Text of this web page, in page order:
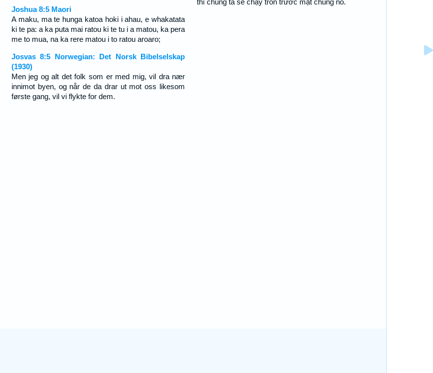
Joshua 8:5 Maori
A maku, ma te hunga katoa hoki i ahau, e whakatata
ki te pa: a ka puta mai ratou ki te tu i a matou, ka pera
me to mua, na ka rere matou i to ratou aroaro;
Josvas 8:5 Norwegian: Det Norsk Bibelselskap
(1930)
Men jeg og alt det folk som er med mig, vil dra nær
innimot byen, og når de da drar ut mot oss likesom
første gang, vil vi flykte for dem.
thì chúng ta sẽ chạy trốn trước mặt chúng nó.